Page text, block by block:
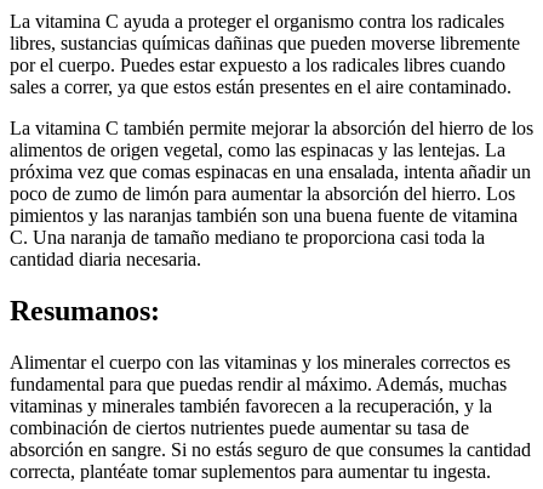
La vitamina C ayuda a proteger el organismo contra los radicales
libres, sustancias químicas dañinas que pueden moverse libremente
por el cuerpo. Puedes estar expuesto a los radicales libres cuando
sales a correr, ya que estos están presentes en el aire contaminado.
La vitamina C también permite mejorar la absorción del hierro de los
alimentos de origen vegetal, como las espinacas y las lentejas. La
próxima vez que comas espinacas en una ensalada, intenta añadir un
poco de zumo de limón para aumentar la absorción del hierro. Los
pimientos y las naranjas también son una buena fuente de vitamina
C. Una naranja de tamaño mediano te proporciona casi toda la
cantidad diaria necesaria.
Resumanos:
Alimentar el cuerpo con las vitaminas y los minerales correctos es
fundamental para que puedas rendir al máximo. Además, muchas
vitaminas y minerales también favorecen a la recuperación, y la
combinación de ciertos nutrientes puede aumentar su tasa de
absorción en sangre. Si no estás seguro de que consumes la cantidad
correcta, plantéate tomar suplementos para aumentar tu ingesta.